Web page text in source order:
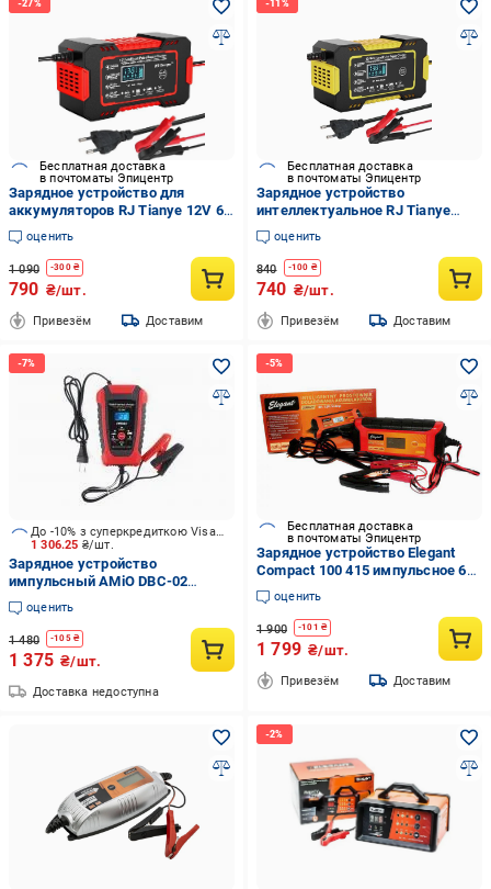
Бесплатная доставка
в почтоматы Эпицентр
Зарядное устройство для
аккумуляторов RJ Tianye 12V 6A
(2408261)
оценить
1 090 -300₴
790 ₴/шт.
Привезём Доставим
Бесплатная доставка
в почтоматы Эпицентр
Зарядное устройство
интеллектуальное RJ Tianye
12V6 A для гелевых кислотных
AGM и VRLA аккумуляторов
Yellow (000932)
оценить
840 -100 ₴
740 ₴/шт.
Привезём Доставим
1 306.25 ₴/шт.
До -10% з суперкредиткою Visa Вигода
Зарядное устройство
импульсный AMiO DBC-02
6V/12V 2 А 160 А/год (02403)
оценить
1 480 -105₴
1 375 ₴/шт.
Доставка недоступна
Бесплатная доставка
в почтоматы Эпицентр
Зарядное устройство Elegant
Compact 100 415 импульсное 6-
12 V 4 А (224938)
оценить
1 900 -101 ₴
1 799 ₴/шт.
Привезём Доставим